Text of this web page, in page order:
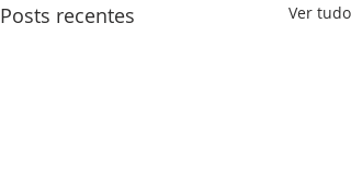
Posts recentes Ver tudo